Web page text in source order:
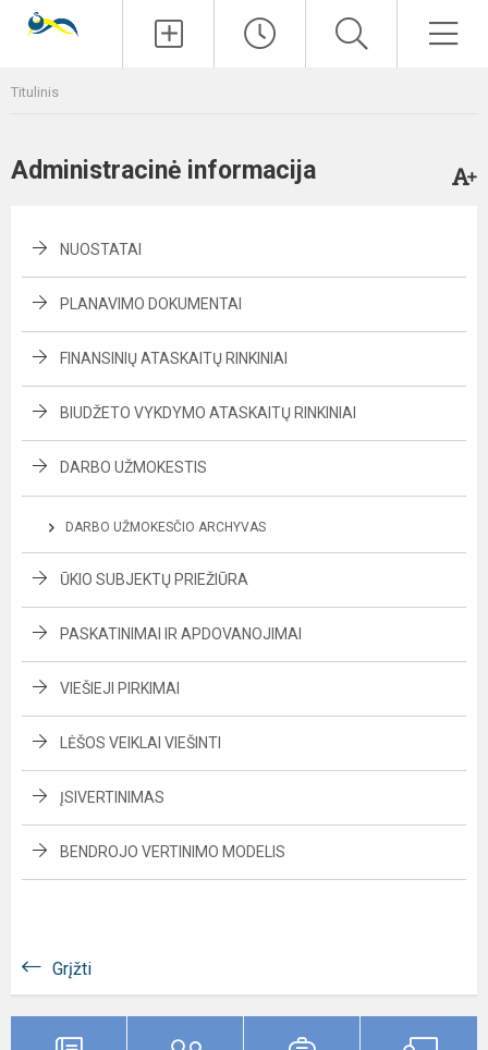
Titulinis
Administracinė informacija
NUOSTATAI
PLANAVIMO DOKUMENTAI
FINANSINIŲ ATASKAITŲ RINKINIAI
BIUDŽETO VYKDYMO ATASKAITŲ RINKINIAI
DARBO UŽMOKESTIS
DARBO UŽMOKESČIO ARCHYVAS
ŪKIO SUBJEKTŲ PRIEŽIŪRA
PASKATINIMAI IR APDOVANOJIMAI
VIEŠIEJI PIRKIMAI
LĖŠOS VEIKLAI VIEŠINTI
ĮSIVERTINIMAS
BENDROJO VERTINIMO MODELIS
Grįžti